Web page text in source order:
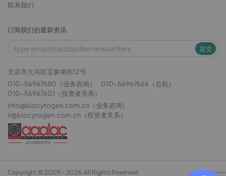
联系我们
订阅我们的最新资讯
提交
北京市大兴区宝参南街12号
010-56967680（业务咨询）
010-56967666（总机）
010-56967601（投资者关系）
info@biocytogen.com.cn （业务咨询）
ir@biocytogen.com.cn （投资者关系）
Copyright © 2009 ~ 2026. All Rights Reserved